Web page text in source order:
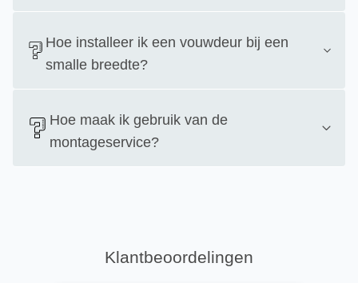
Hoe installeer ik een vouwdeur bij een
smalle breedte?
Hoe maak ik gebruik van de
montageservice?
Klantbeoordelingen